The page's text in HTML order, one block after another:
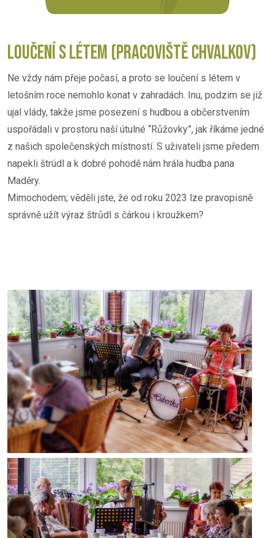
LOUČENÍ S LÉTEM (PRACOVIŠTĚ CHVALKOV)
Ne vždy nám přeje počasí, a proto se loučení s létem v
letošním roce nemohlo konat v zahradách. Inu, podzim se již
ujal vlády, takže jsme posezení s hudbou a občerstvením
uspořádali v prostoru naší útulné “Růžovky”, jak říkáme jedné
z našich společenských místností. S uživateli jsme předem
napekli štrúdl a k dobré pohodě nám hrála hudba pana
Maděry.
Mimochodem; věděli jste, že od roku 2023 lze pravopisně
správně užít výraz štrůdl s čárkou i kroužkem?